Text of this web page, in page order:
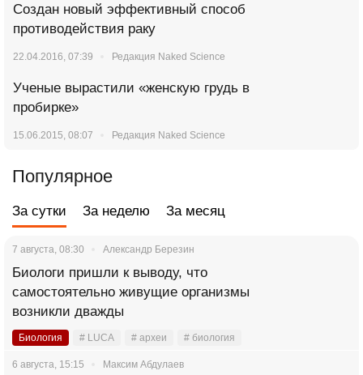
Создан новый эффективный способ
противодействия раку
22.04.2016, 07:39 Редакция Naked Science
Ученые вырастили «женскую грудь в
пробирке»
15.06.2015, 08:07 Редакция Naked Science
Популярное
За сутки За неделю За месяц
7 августа, 08:30 Александр Березин
Биологи пришли к выводу, что
самостоятельно живущие организмы
возникли дважды
Биология # LUCA # археи # биология
6 августа, 15:15 Максим Абдулаев